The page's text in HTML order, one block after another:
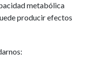
metabólica
producir efectos